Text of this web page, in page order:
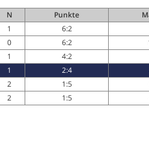
N Punkte
1 6:2
0 6:2
1 4:2
1 2:4
2 1:5
2 1:5